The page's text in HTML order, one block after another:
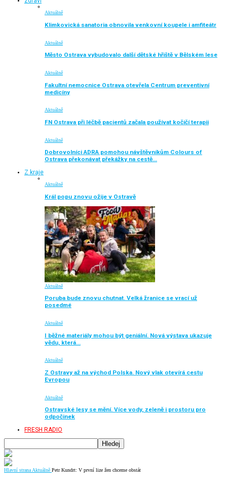
Aktuálně
Klimkovická sanatoria obnovila venkovní koupele i amfiteátr
Aktuálně
Město Ostrava vybudovalo další dětské hřiště v Bělském lese
Aktuálně
Fakultní nemocnice Ostrava otevřela Centrum preventivní
medicíny
Aktuálně
FN Ostrava při léčbě pacientů začala používat kočičí terapii
Aktuálně
Dobrovolníci ADRA pomohou návštěvníkům Colours of
Ostrava překonávat překážky na cestě…
Z kraje
Aktuálně
Král popu znovu ožije v Ostravě
Aktuálně
Poruba bude znovu chutnat. Velká žranice se vrací už
posedmé
Aktuálně
I běžné materiály mohou být geniální. Nová výstava ukazuje
vědu, která…
Aktuálně
Z Ostravy až na východ Polska. Nový vlak otevírá cestu
Evropou
Aktuálně
Ostravské lesy se mění. Více vody, zeleně i prostoru pro
odpočinek
FRESH RADIO
Hlavní strana Aktuálně Petr Kundrt: V první lize žen chceme obstát